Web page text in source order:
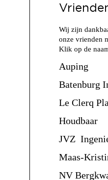
Wij zijn
onze vrienden
Klik op de
Auping
Batenburg
Le Clerq
Houdbaar
JVZ
Maas-
NV